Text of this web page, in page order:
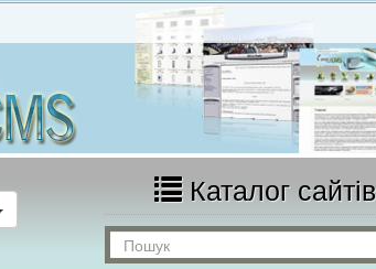
Каталог сайтів